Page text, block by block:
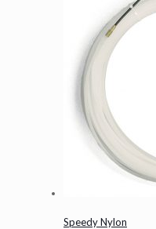
Speedy Nylon